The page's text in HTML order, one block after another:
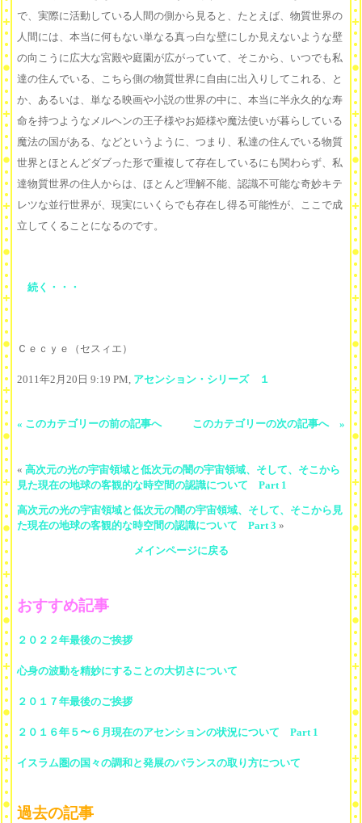
で、実際に活動している人間の側から見ると、たとえば、物質世界の
人間には、本当に何もない単なる真っ白な壁にしか見えないような壁
の向こうに広大な宮殿や庭園が広がっていて、そこから、いつでも私
達の住んでいる、こちら側の物質世界に自由に出入りしてこれる、と
か、あるいは、単なる映画や小説の世界の中に、本当に半永久的な寿
命を持つようなメルヘンの王子様やお姫様や魔法使いが暮らしている
魔法の国がある、などというように、つまり、私達の住んでいる物質
世界とほとんどダブった形で重複して存在しているにも関わらず、私
達物質世界の住人からは、ほとんど理解不能、認識不可能な奇妙キテ
レツな並行世界が、現実にいくらでも存在し得る可能性が、ここで成
立してくることになるのです。
続く・・・
Ｃｅｃｙｅ（セスィエ）
2011年2月20日 9:19 PM, アセンション・シリーズ １
« このカテゴリーの前の記事へ このカテゴリーの次の記事へ »
« 高次元の光の宇宙領域と低次元の闇の宇宙領域、そして、そこから
見た現在の地球の客観的な時空間の認識について Part 1
高次元の光の宇宙領域と低次元の闇の宇宙領域、そして、そこから見
た現在の地球の客観的な時空間の認識について Part 3 »
メインページに戻る
おすすめ記事
２０２２年最後のご挨拶
心身の波動を精妙にすることの大切さについて
２０１７年最後のご挨拶
２０１６年５〜６月現在のアセンションの状況について Part 1
イスラム圏の国々の調和と発展のバランスの取り方について
過去の記事